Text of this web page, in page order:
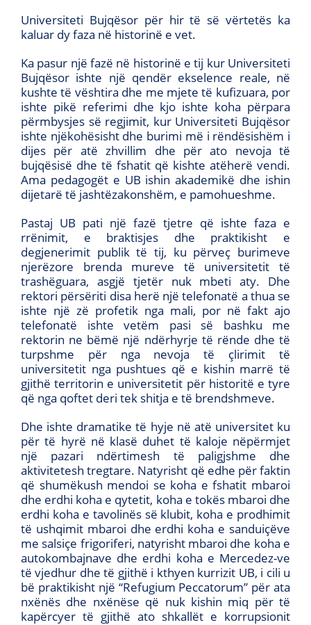
Universiteti Bujqësor për hir të së vërtetës ka
kaluar dy faza në historinë e vet.
Ka pasur një fazë në historinë e tij kur Universiteti
Bujqësor ishte një qendër ekselence reale, në
kushte të vështira dhe me mjete të kufizuara, por
ishte pikë referimi dhe kjo ishte koha përpara
përmbysjes së regjimit, kur Universiteti Bujqësor
ishte njëkohësisht dhe burimi më i rëndësishëm i
dijes për atë zhvillim dhe për ato nevoja të
bujqësisë dhe të fshatit që kishte atëherë vendi.
Ama pedagogët e UB ishin akademikë dhe ishin
dijetarë të jashtëzakonshëm, e pamohueshme.
Pastaj UB pati një fazë tjetre që ishte faza e
rrënimit, e braktisjes dhe praktikisht e
degjenerimit publik të tij, ku përveç burimeve
njerëzore brenda mureve të universitetit të
trashëguara, asgjë tjetër nuk mbeti aty. Dhe
rektori përsëriti disa herë një telefonatë a thua se
ishte një zë profetik nga mali, por në fakt ajo
telefonatë ishte vetëm pasi së bashku me
rektorin ne bëmë një ndërhyrje të rënde dhe të
turpshme për nga nevoja të çlirimit të
universitetit nga pushtues që e kishin marrë të
gjithë territorin e universitetit për historitë e tyre
që nga qoftet deri tek shitja e të brendshmeve.
Dhe ishte dramatike të hyje në atë universitet ku
për të hyrë në klasë duhet të kaloje nëpërmjet
një pazari ndërtimesh të paligjshme dhe
aktivitetesh tregtare. Natyrisht që edhe për faktin
që shumëkush mendoi se koha e fshatit mbaroi
dhe erdhi koha e qytetit, koha e tokës mbaroi dhe
erdhi koha e tavolinës së klubit, koha e prodhimit
të ushqimit mbaroi dhe erdhi koha e sanduiçëve
me salsiçe frigoriferi, natyrisht mbaroi dhe koha e
autokombajnave dhe erdhi koha e Mercedez-ve
të vjedhur dhe të gjithë i kthyen kurrizit UB, i cili u
bë praktikisht një “Refugium Peccatorum” për ata
nxënës dhe nxënëse që nuk kishin miq për të
kapërcyer të gjithë ato shkallët e korrupsionit